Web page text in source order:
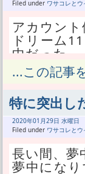
金では買
今日が一番
ずっと前
とあるよ。
一定期間
永久じゃ
が戻れない
されてい
興味がま
だよな。
自分は損し
だから今
した。
んなもん
かない。
あたしか
しの普通だ。
普通通り
までよ。
しかし
保したわけ
もっと特に
モデスト獲
→17時台、
→18時台、
り返すが
スト18BLS
20☆4出荷
まぁ、18
ーと思っ
して収穫ゼ
☆3じゃRA
Filed under ワサコレとウ
アカウン
ドリーム
中だった。
あたしは
った。
今を逃し
所だった。
その残り
な所だった
一人の選
次々と獲
...この記事
特に突出し
2020年01月29日 水曜日
Filed under ワサコレとウ
長い間、夢
夢中にな